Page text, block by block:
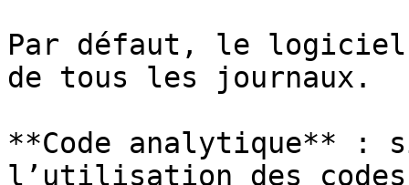
Par défaut, le logiciel
de tous les journaux.
**Code analytique** :
l’utilisation des